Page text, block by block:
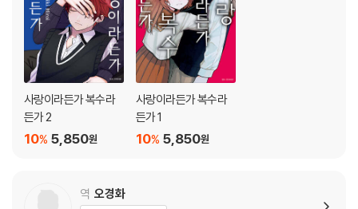
사랑이라든가 복수라
든가 2
5,850원
10%
사랑이라든가 복수라
든가 1
5,850원
10%
역 오경화